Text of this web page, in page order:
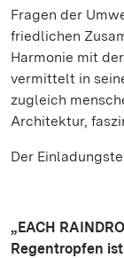
Fragen der
friedlichen
Harmonie mit
vermittelt in
zugleich
Architektur,
Der
„EACH
Regentropfen